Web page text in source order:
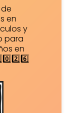
en
y
para
en